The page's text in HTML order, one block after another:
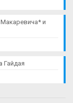
и
Гайдая